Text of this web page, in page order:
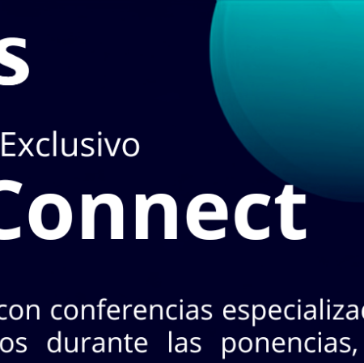
puedes hacerlo en el apartado de
Nte. Col. Industrial, CP 64440. Mty, N.L.
¡No te pierdas INASA Connect!
26 de agosto · 2 horarios a elegir · Evento exclusivo
Horarios: Lunes a
Cotizar con nosotros